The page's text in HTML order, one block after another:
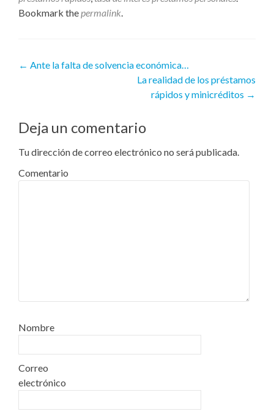
Bookmark thepermalink.
Navegacion de entrada
← Ante la falta de solvencia económica…
La realidad de los préstamos
rápidos y minicréditos →
Deja un comentario
Tu dirección de correo electrónico no será publicada.
Comentario
Nombre
Correo
electrónico